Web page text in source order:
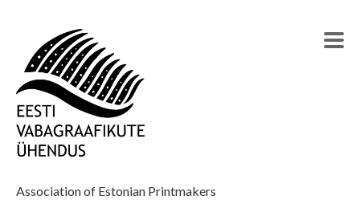
Association of Estonian Printmakers